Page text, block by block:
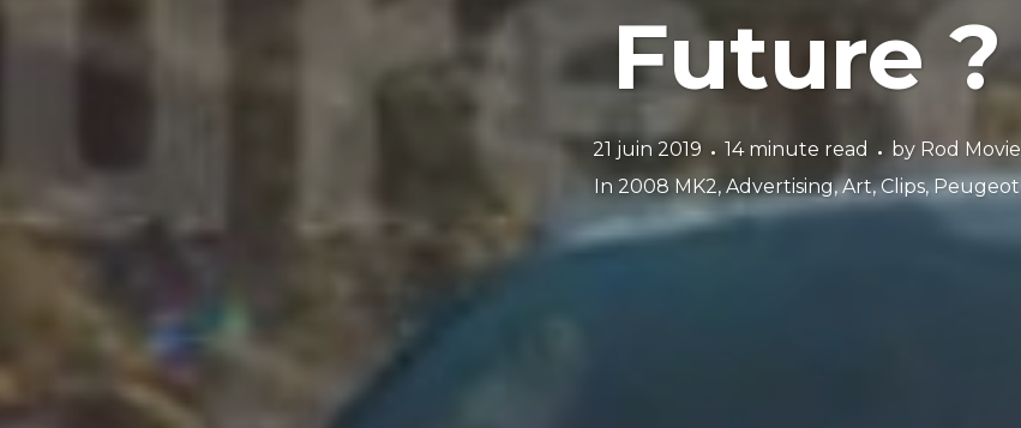
Future ?
21 juin 2019 14 minute read by Rod Movie
In 2008 MK2,Advertising,Art,Clips,Peugeot